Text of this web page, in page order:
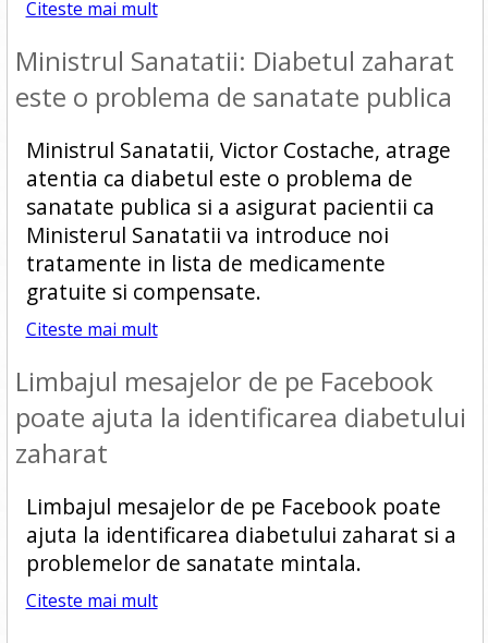
Citeste mai mult
Ministrul Sanatatii: Diabetul zaharat
este o problema de sanatate publica
Ministrul Sanatatii, Victor Costache, atrage
atentia ca diabetul este o problema de
sanatate publica si a asigurat pacientii ca
Ministerul Sanatatii va introduce noi
tratamente in lista de medicamente
gratuite si compensate.
Citeste mai mult
Limbajul mesajelor de pe Facebook
poate ajuta la identificarea diabetului
zaharat
Limbajul mesajelor de pe Facebook poate
ajuta la identificarea diabetului zaharat si a
problemelor de sanatate mintala.
Citeste mai mult